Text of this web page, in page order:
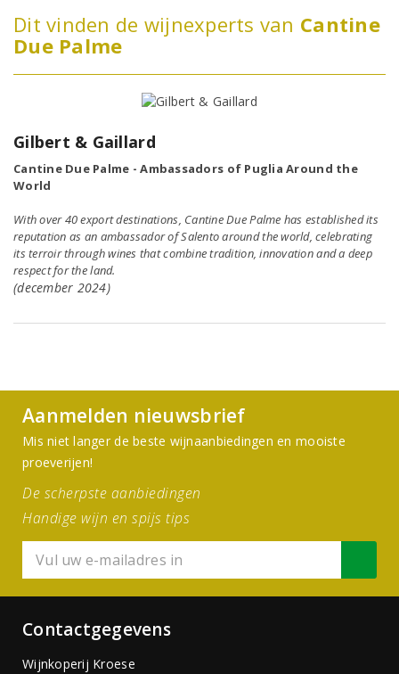
Dit vinden de wijnexperts van Cantine
Due Palme
Gilbert & Gaillard
Cantine Due Palme - Ambassadors of Puglia Around the
World
With over 40 export destinations, Cantine Due Palme has established its
reputation as an ambassador of Salento around the world, celebrating
its terroir through wines that combine tradition, innovation and a deep
respect for the land.
(december 2024)
Aanmelden nieuwsbrief
Mis niet langer de beste wijnaanbiedingen en mooiste
proeverijen!
De scherpste aanbiedingen
Handige wijn en spijs tips
Contactgegevens
Wijnkoperij Kroese